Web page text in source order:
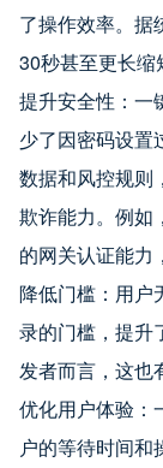
了操作效率。据
30秒甚至更长缩
提升安全性：一
少了因密码设置
数据和风控规则
欺诈能力。例如
的网关认证能力
降低门槛：用户
录的门槛，提升
发者而言，这也
优化用户体验：
户的等待时间和